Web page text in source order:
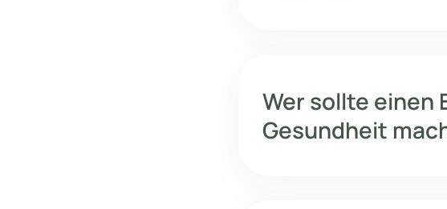
Wer sollte einen
Gesundheit